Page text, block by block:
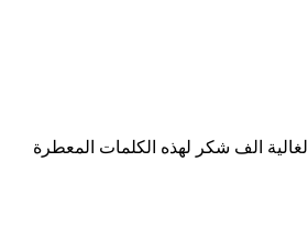
الف شكر لهذه الكلمات المعطرة